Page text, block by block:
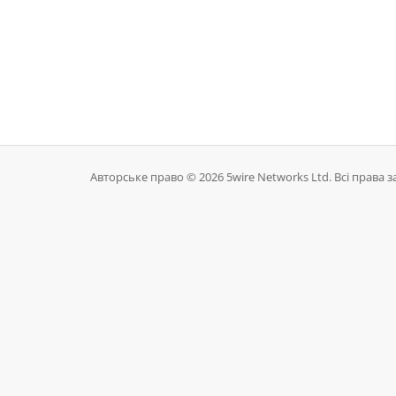
Авторське право © 2026 5wire Networks Ltd. Всі права